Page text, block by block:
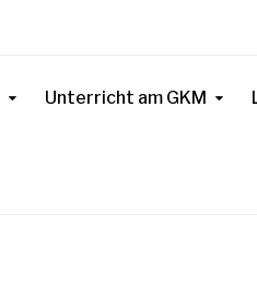
Unterricht am GKM